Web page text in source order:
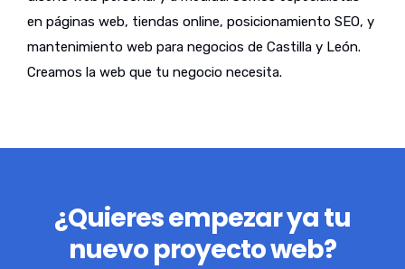
en páginas web, tiendas online, posicionamiento SEO, y
mantenimiento web para negocios de Castilla y León.
Creamos la web que tu negocio necesita.
¿Quieres empezar ya tu
nuevo proyecto web?